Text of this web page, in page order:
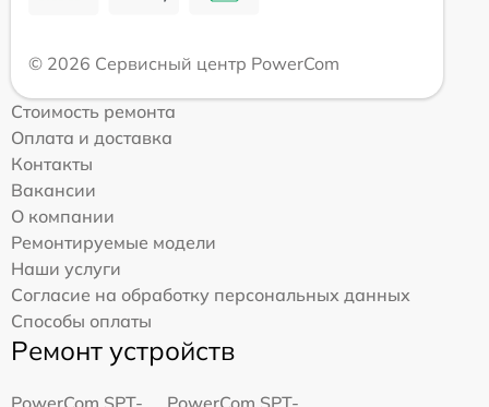
© 2026 Сервисный центр PowerCom
Стоимость ремонта
Оплата и доставка
Контакты
Вакансии
О компании
Ремонтируемые модели
Наши услуги
Согласие на обработку персональных данных
Способы оплаты
Ремонт устройств
PowerCom SPT-
PowerCom SPT-